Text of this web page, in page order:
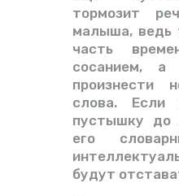
тормозит
малыша, ведь
часть
сосанием, а
произнести
слова. Если
пустышку до
его
будут